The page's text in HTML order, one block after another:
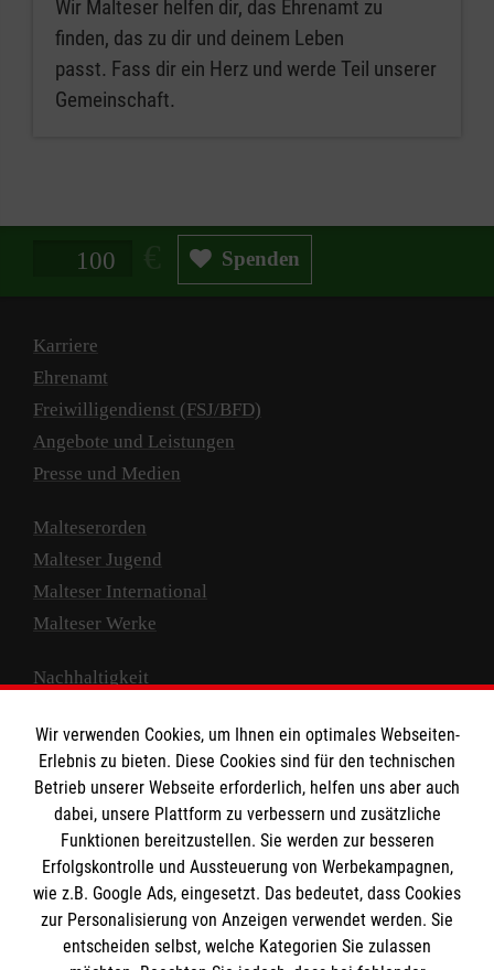
Wir Malteser helfen dir, das Ehrenamt zu
finden, das zu dir und deinem Leben
passt. Fass dir ein Herz und werde Teil unserer
Gemeinschaft.
Spendenbetrag in Euro Spenden
Karriere
Ehrenamt
Freiwilligendienst (FSJ/BFD)
Angebote und Leistungen
Presse und Medien
Malteserorden
Malteser Jugend
Malteser International
Malteser Werke
Nachhaltigkeit
Compliance
Transparenz
Spenden und Helfen
Spendenkonto
Empfänger: Malteser Hilfsdienst e.V.
IBAN: DE10 3706 0120 1201 2000 12
BIC: GENODED 1PA7
Wir verwenden Cookies, um Ihnen ein optimales Webseiten-
Erlebnis zu bieten. Diese Cookies sind für den technischen
Betrieb unserer Webseite erforderlich, helfen uns aber auch
dabei, unsere Plattform zu verbessern und zusätzliche
Funktionen bereitzustellen. Sie werden zur besseren
Erfolgskontrolle und Aussteuerung von Werbekampagnen,
wie z.B. Google Ads, eingesetzt. Das bedeutet, dass Cookies
zur Personalisierung von Anzeigen verwendet werden. Sie
entscheiden selbst, welche Kategorien Sie zulassen